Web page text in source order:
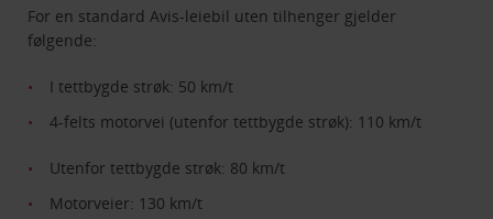
For en standard Avis-leiebil uten tilhenger gjelder
følgende:
I tettbygde strøk: 50 km/t
4-felts motorvei (utenfor tettbygde strøk): 110 km/t
Utenfor tettbygde strøk: 80 km/t
Motorveier: 130 km/t